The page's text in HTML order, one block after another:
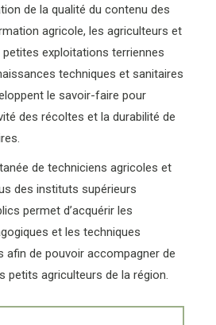
de la qualité du contenu des
agricole, les agriculteurs et
exploitations terriennes
techniques et sanitaires
le savoir-faire pour
des récoltes et la durabilité de
de techniciens agricoles et
des instituts supérieurs
permet d’acquérir les
et les techniques
afin de pouvoir accompagner de
petits agriculteurs de la région.